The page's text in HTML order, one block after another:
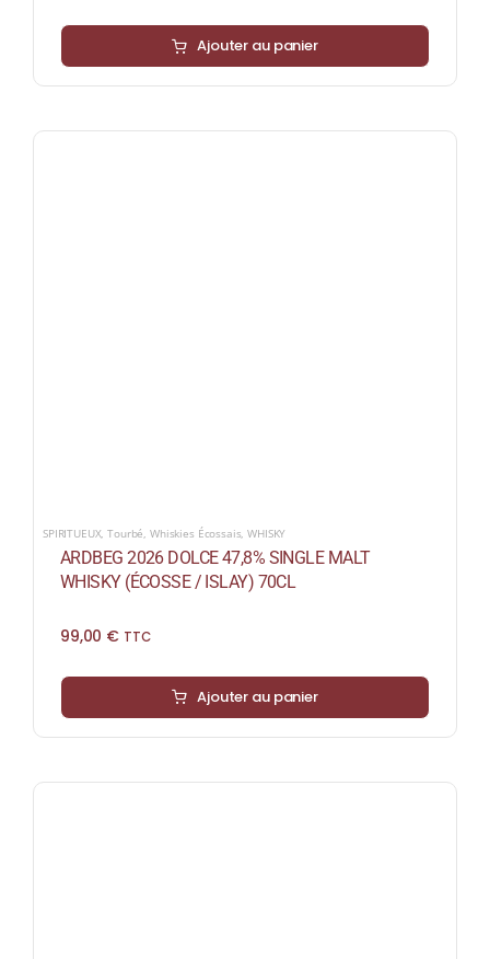
Ajouter au panier
SPIRITUEUX,Tourbé, Whiskies Écossais,WHISKY
ARDBEG 2026 DOLCE 47,8% SINGLE MALT
WHISKY (ÉCOSSE / ISLAY) 70CL
99,00 € TTC
Ajouter au panier